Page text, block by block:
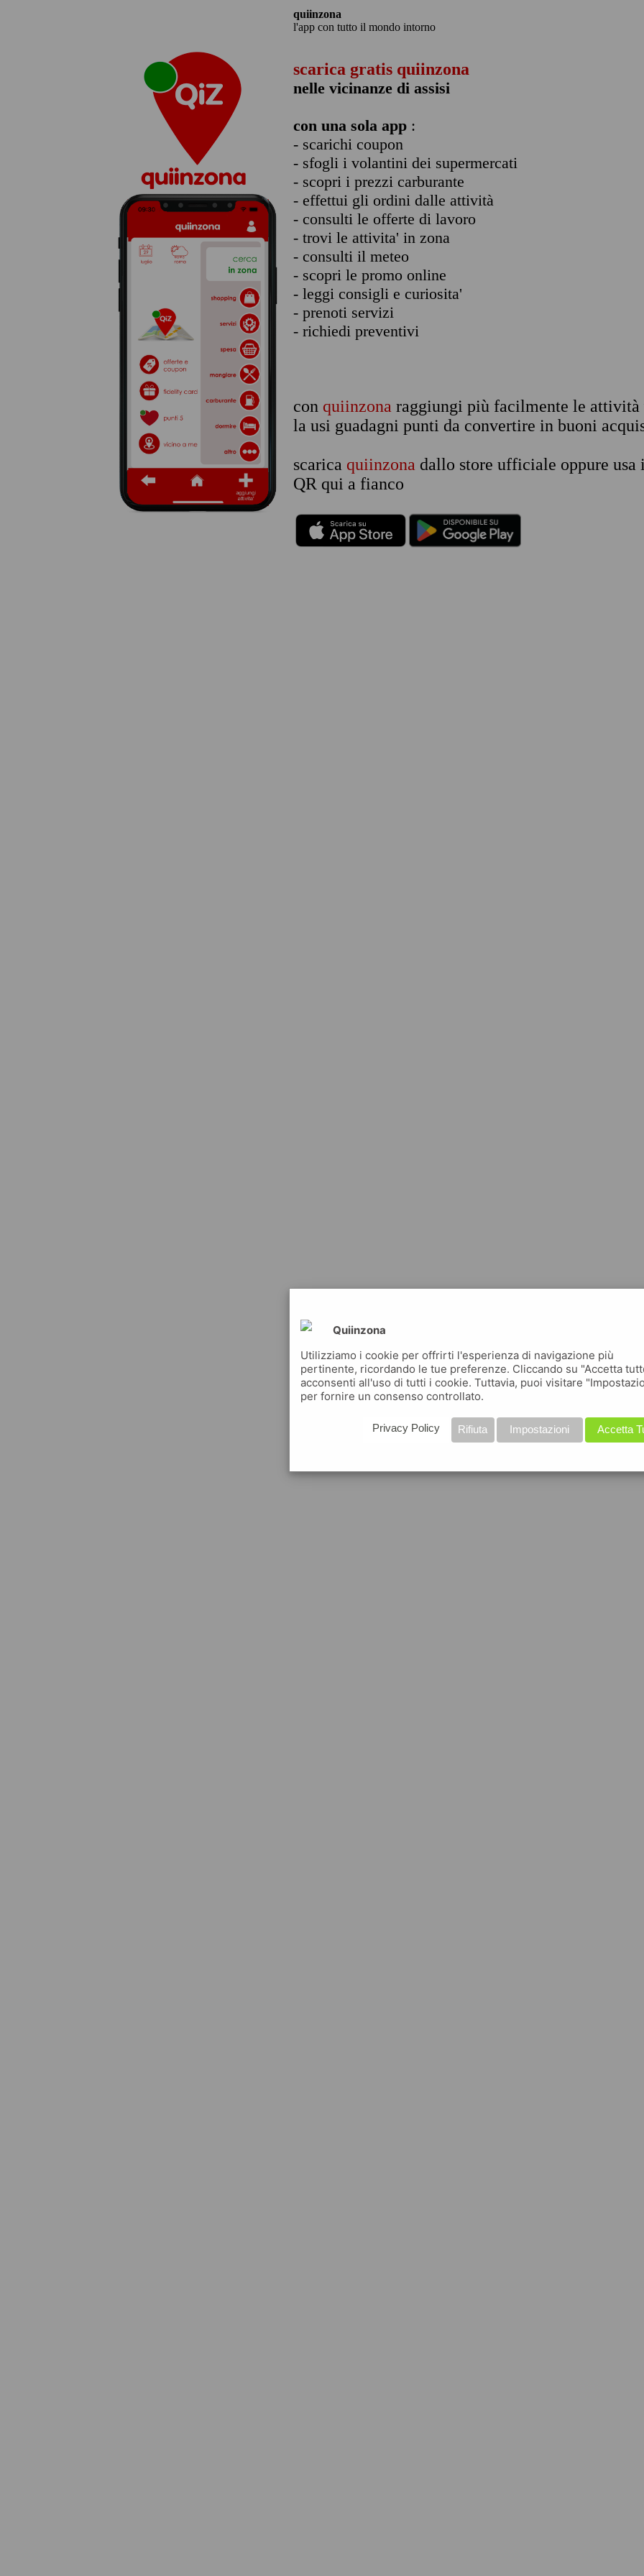
quiinzona
l'app con tutto il mondo intorno
scarica gratis quiinzona
nelle vicinanze di assisi
con una sola app :
- scarichi coupon
- sfogli i volantini dei supermercati
- scopri i prezzi carburante
- effettui gli ordini dalle attività
- consulti le offerte di lavoro
- trovi le attivita' in zona
- consulti il meteo
- scopri le promo online
- leggi consigli e curiosita'
- prenoti servizi
- richiedi preventivi
con quiinzona raggiungi più facilmente le attività
la usi guadagni punti da convertire in buoni
scarica quiinzona dallo store ufficiale oppure usa
QR qui a fianco
Quiinzona
Utilizziamo i cookie per offrirti l'esperienza di navigazione più
pertinente, ricordando le tue preferenze. Cliccando su "Accetta
acconsenti all'uso di tutti i cookie. Tuttavia, puoi visitare
per fornire un consenso controllato.
Accetta
Impostazioni
Rifiuta
Privacy Policy